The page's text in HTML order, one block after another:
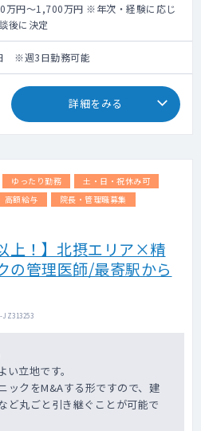
13:00～18:00 外来もしくは訪問診療
、訪問診療のコマについては応相談で
の内訳についてはご希望を踏まえて
なります。
について】
再診で枠は分けてはいませんが先生方
に従って予約の受け方等柔軟に対応い
診療】
インでの訪問診療となります。
者層】
、徘徊、老人性うつ病、統合失調症な
層～高齢者まで幅広くご対応をお願い
万円～1,700万円 ※年次・経験に応じ
後に決定
※週3日勤務可能
詳細をみる
ゆったり勤務
土・日・祝休み可
高額給与
院長・管理職募集
上！】北摂エリア×精
の管理医師/最寄駅から
JZ313253
立地です。
ックをM&Aする形ですので、建
ど丸ごと引き継ぐことが可能で